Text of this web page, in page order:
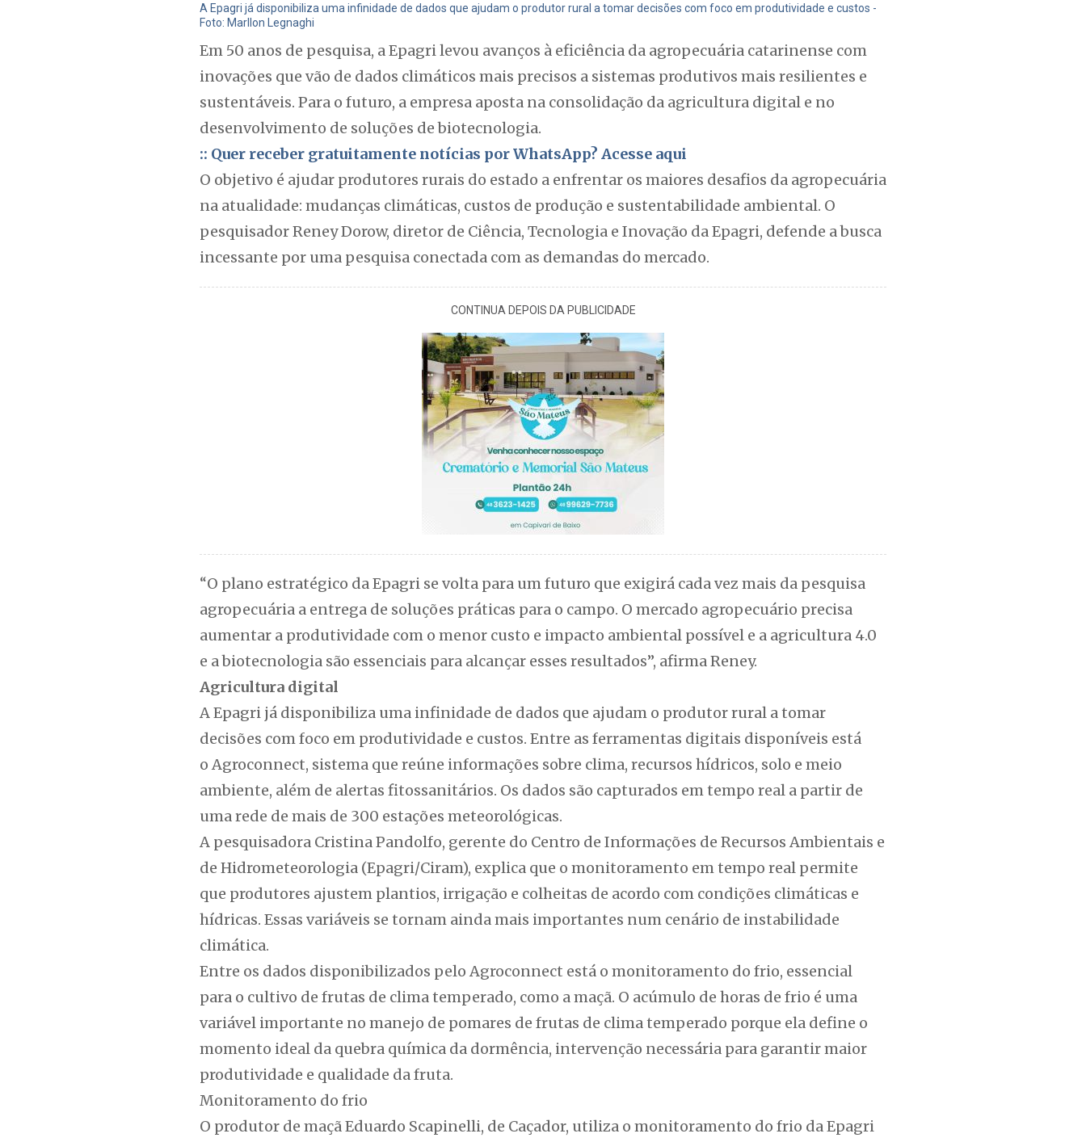
A Epagri já disponibiliza uma infinidade de dados que ajudam o produtor rural a tomar decisões com foco em produtividade e custos -
Foto: Marllon Legnaghi
Em 50 anos de pesquisa, a Epagri levou avanços à eficiência da agropecuária catarinense com
inovações que vão de dados climáticos mais precisos a sistemas produtivos mais resilientes e
sustentáveis. Para o futuro, a empresa aposta na consolidação da agricultura digital e no
desenvolvimento de soluções de biotecnologia.
:: Quer receber gratuitamente notícias por WhatsApp? Acesse aqui
O objetivo é ajudar produtores rurais do estado a enfrentar os maiores desafios da agropecuária
na atualidade: mudanças climáticas, custos de produção e sustentabilidade ambiental. O
pesquisador Reney Dorow, diretor de Ciência, Tecnologia e Inovação da Epagri, defende a busca
incessante por uma pesquisa conectada com as demandas do mercado.
CONTINUA DEPOIS DA PUBLICIDADE
“O plano estratégico da Epagri se volta para um futuro que exigirá cada vez mais da pesquisa
agropecuária a entrega de soluções práticas para o campo. O mercado agropecuário precisa
aumentar a produtividade com o menor custo e impacto ambiental possível e a agricultura 4.0
e a biotecnologia são essenciais para alcançar esses resultados”, afirma Reney.
Agricultura digital
A Epagri já disponibiliza uma infinidade de dados que ajudam o produtor rural a tomar
decisões com foco em produtividade e custos. Entre as ferramentas digitais disponíveis está
o Agroconnect, sistema que reúne informações sobre clima, recursos hídricos, solo e meio
ambiente, além de alertas fitossanitários. Os dados são capturados em tempo real a partir de
uma rede de mais de 300 estações meteorológicas.
A pesquisadora Cristina Pandolfo, gerente do Centro de Informações de Recursos Ambientais e
de Hidrometeorologia (Epagri/Ciram), explica que o monitoramento em tempo real permite
que produtores ajustem plantios, irrigação e colheitas de acordo com condições climáticas e
hídricas. Essas variáveis se tornam ainda mais importantes num cenário de instabilidade
climática.
Entre os dados disponibilizados pelo Agroconnect está o monitoramento do frio, essencial
para o cultivo de frutas de clima temperado, como a maçã. O acúmulo de horas de frio é uma
variável importante no manejo de pomares de frutas de clima temperado porque ela define o
momento ideal da quebra química da dormência, intervenção necessária para garantir maior
produtividade e qualidade da fruta.
Monitoramento do frio
O produtor de maçã Eduardo Scapinelli, de Caçador, utiliza o monitoramento do frio da Epagri